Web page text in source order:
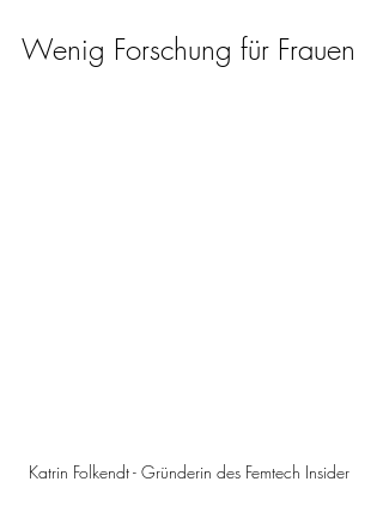
Wenig Forschung für Frauen
Katrin Folkendt - Gründerin des Femtech Insider